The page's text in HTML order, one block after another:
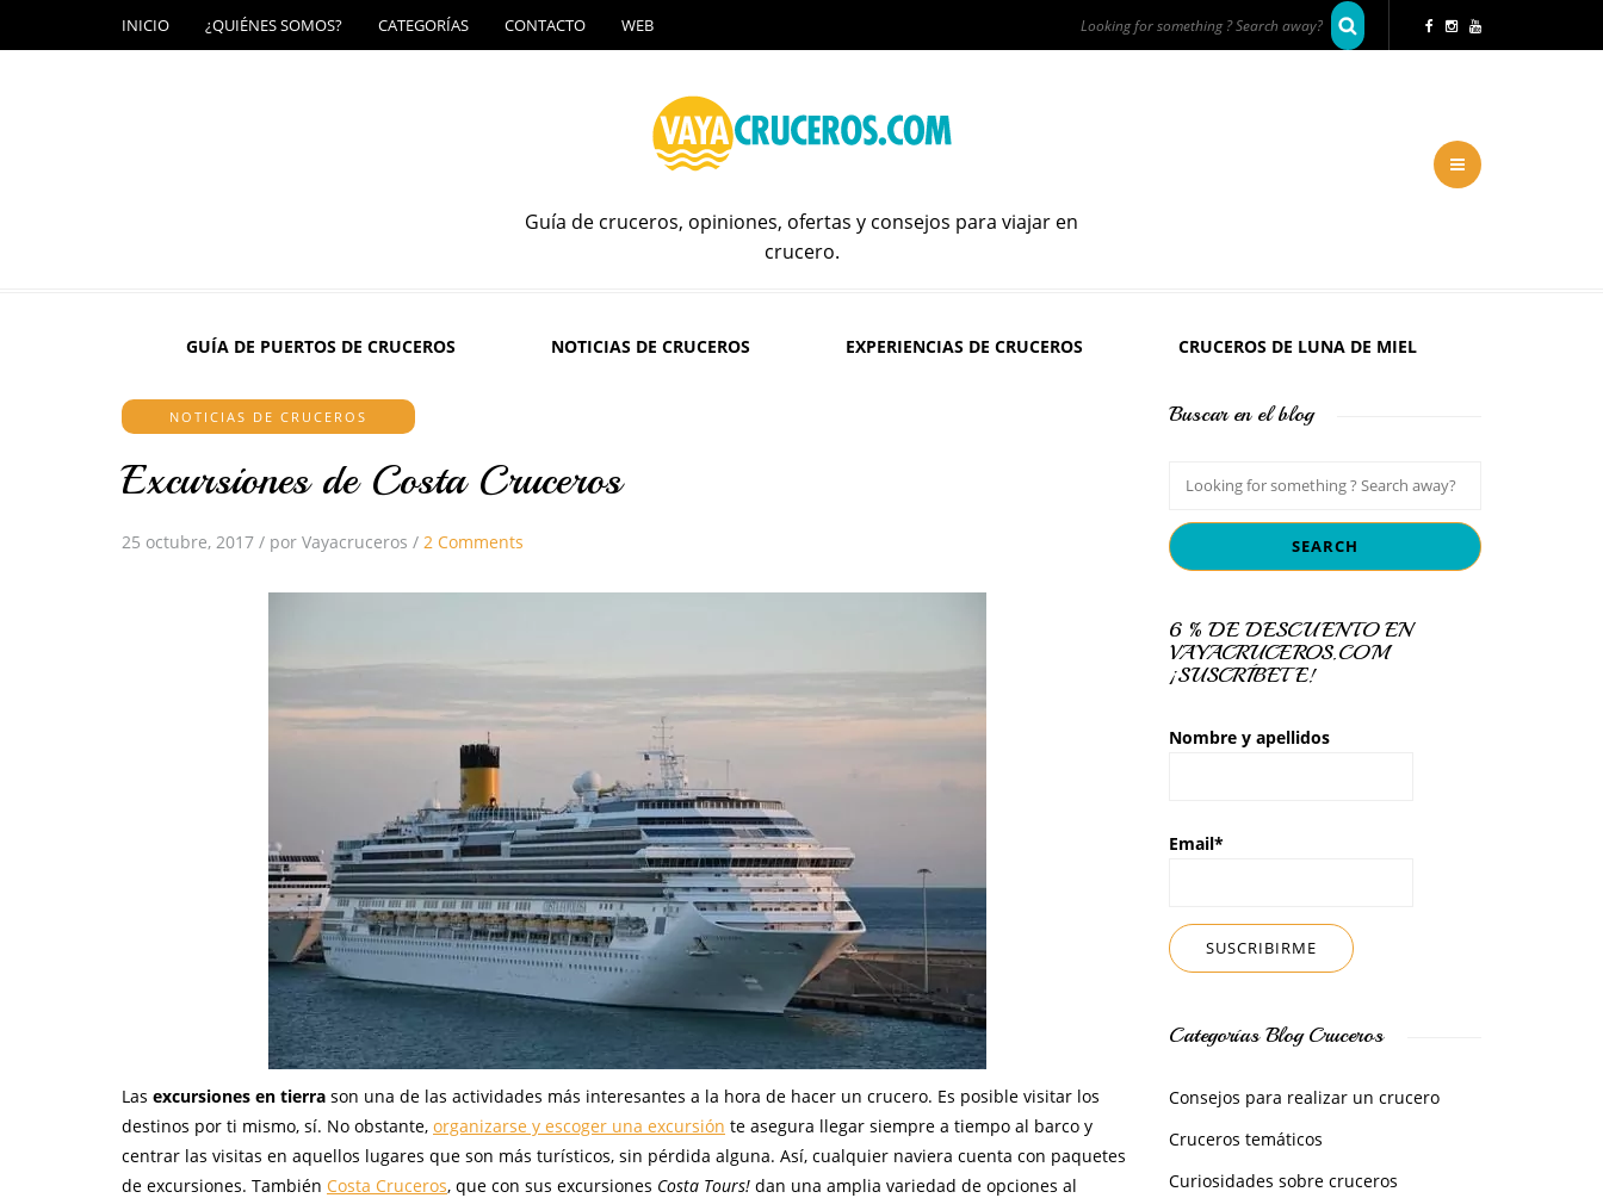
INICIO ¿QUIÉNES SOMOS? CATEGORÍAS CONTACTO WEB
Guía de cruceros, opiniones, ofertas y consejos para viajar en
crucero.
GUÍA DE PUERTOS DE CRUCEROS NOTICIAS DE CRUCEROS EXPERIENCIAS DE CRUCEROS CRUCEROS DE LUNA DE MIEL
NOTICIAS DE CRUCEROS
Excursiones de Costa Cruceros
25 octubre, 2017 / por Vayacruceros / 2 Comments
Las excursiones en tierra son una de las actividades más interesantes a la hora de hacer un crucero. Es posible visitar los
destinos por ti mismo, sí. No obstante, organizarse y escoger una excursión te asegura llegar siempre a tiempo al barco y
centrar las visitas en aquellos lugares que son más turísticos, sin pérdida alguna. Así, cualquier naviera cuenta con paquetes
de excursiones. También Costa Cruceros, que con sus excursiones Costa Tours! dan una amplia variedad de opciones al
Buscar en el blog
6 % DE DESCUENTO EN
VAYACRUCEROS.COM
¡SUSCRÍBETE!
Nombre y apellidos
Email*
Categorías Blog Cruceros
Consejos para realizar un crucero
Cruceros temáticos
Curiosidades sobre cruceros